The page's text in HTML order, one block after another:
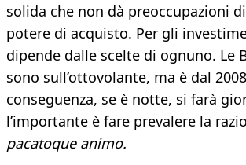
solida che non dà preoccupazioni
potere di acquisto. Per gli
dipende dalle scelte di ognuno. Le
sono sull’ottovolante, ma è dal
conseguenza, se è notte, si farà
l’importante è fare prevalere la
pacatoque animo.